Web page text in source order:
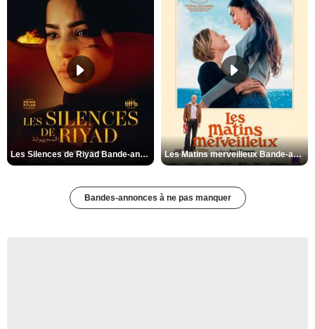
Les Silences de Riyad Bande-annonce VO STFR Les Matins merveilleux Bande-annonce VF
Bandes-annonces à ne pas manquer